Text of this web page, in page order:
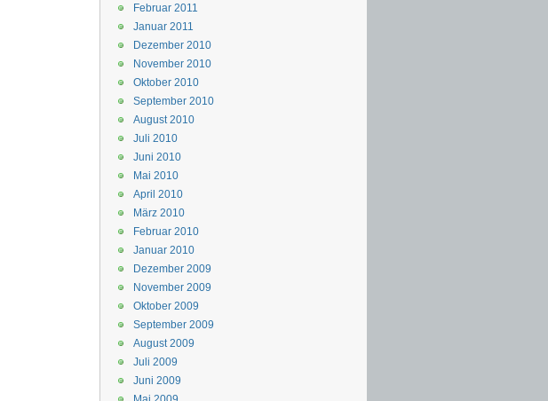
Februar 2011
Januar 2011
Dezember 2010
November 2010
Oktober 2010
September 2010
August 2010
Juli 2010
Juni 2010
Mai 2010
April 2010
März 2010
Februar 2010
Januar 2010
Dezember 2009
November 2009
Oktober 2009
September 2009
August 2009
Juli 2009
Juni 2009